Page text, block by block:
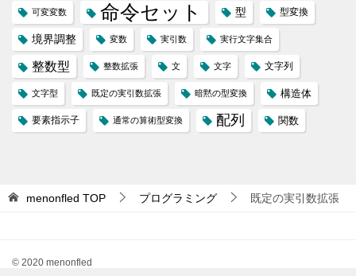
可変変数 命令セット 型 型変換
境界調整 変数 実引数 実行文字集合
整数型 整数拡張 文 文字 文字列
文字型 既定の実引数拡張 暗黙の型変換 構造体
要素指示子 通常の算術型変換 配列 関数
menonfled TOP プログラミング 既定の実引数拡張
© 2020 menonfled